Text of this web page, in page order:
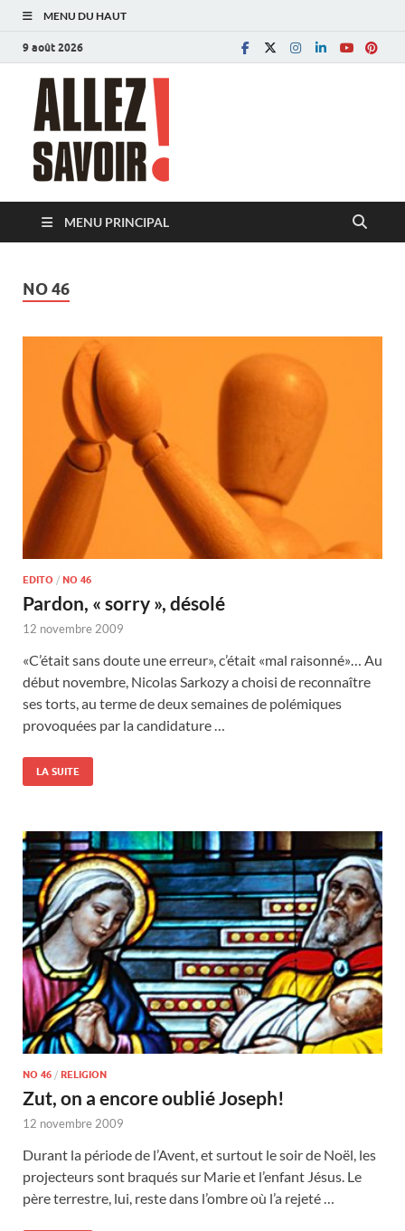
MENU DU HAUT
9 août 2026
MENU PRINCIPAL
NO 46
EDITO / NO 46
Pardon, « sorry », désolé
12 novembre 2009
«C’était sans doute une erreur», c’était «mal raisonné»… Au
début novembre, Nicolas Sarkozy a choisi de reconnaître
ses torts, au terme de deux semaines de polémiques
provoquées par la candidature …
LA SUITE
NO 46 / RELIGION
Zut, on a encore oublié Joseph!
12 novembre 2009
Durant la période de l’Avent, et surtout le soir de Noël, les
projecteurs sont braqués sur Marie et l’enfant Jésus. Le
père terrestre, lui, reste dans l’ombre où l’a rejeté …